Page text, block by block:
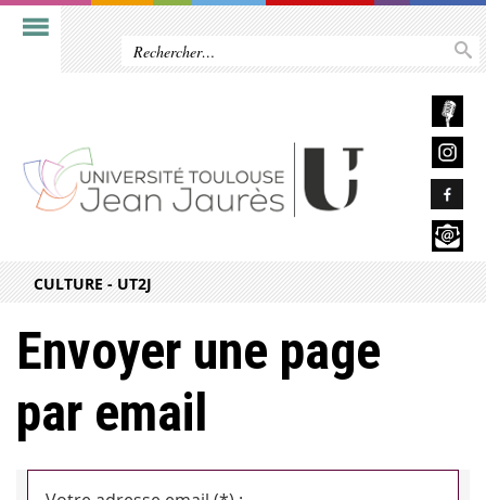
CULTURE - UT2J
Envoyer une page
par email